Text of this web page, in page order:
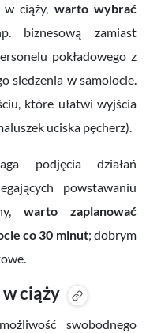
ciąży, warto wybrać
biznesową zamiast
pokładowego z
siedzenia w samolocie.
które ułatwi wyjścia
uciska pęcherz).
podjęcia działań
powstawaniu
warto zaplanować
co 30 minut; dobrym
ciąży
swobodnego